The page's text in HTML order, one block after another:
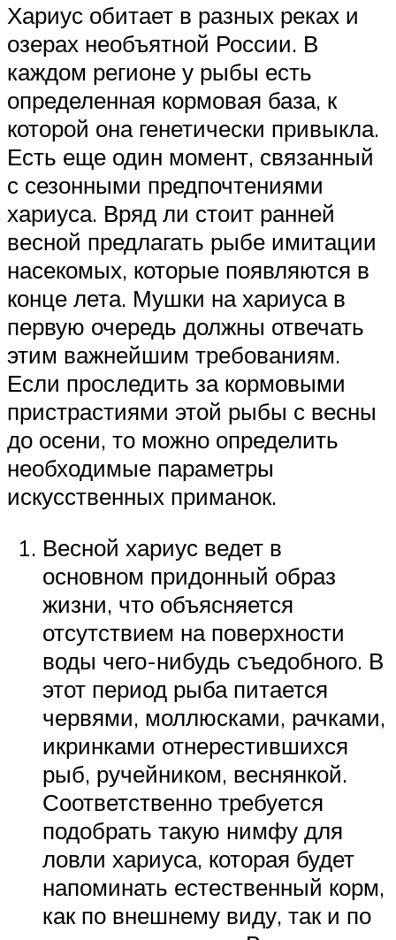
Хариус обитает в разных реках и
озерах необъятной России. В
каждом регионе у рыбы есть
определенная кормовая база, к
которой она генетически привыкла.
Есть еще один момент, связанный
с сезонными предпочтениями
хариуса. Вряд ли стоит ранней
весной предлагать рыбе имитации
насекомых, которые появляются в
конце лета. Мушки на хариуса в
первую очередь должны отвечать
этим важнейшим требованиям.
Если проследить за кормовыми
пристрастиями этой рыбы с весны
до осени, то можно определить
необходимые параметры
искусственных приманок.
Весной хариус ведет в
основном придонный образ
жизни, что объясняется
отсутствием на поверхности
воды чего-нибудь съедобного. В
этот период рыба питается
червями, моллюсками, рачками,
икринками отнерестившихся
рыб, ручейником, веснянкой.
Соответственно требуется
подобрать такую нимфу для
ловли хариуса, которая будет
напоминать естественный корм,
как по внешнему виду, так и по